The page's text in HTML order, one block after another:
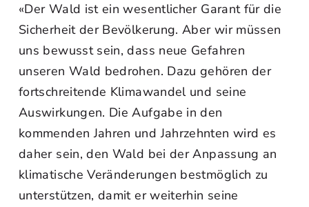
«Der Wald ist ein wesentlicher Garant für die
Sicherheit der Bevölkerung. Aber wir müssen
uns bewusst sein, dass neue Gefahren
unseren Wald bedrohen. Dazu gehören der
fortschreitende Klimawandel und seine
Auswirkungen. Die Aufgabe in den
kommenden Jahren und Jahrzehnten wird es
daher sein, den Wald bei der Anpassung an
klimatische Veränderungen bestmöglich zu
unterstützen, damit er weiterhin seine